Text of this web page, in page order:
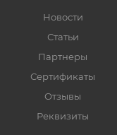
Новости
Статьи
Партнеры
Сертификаты
Отзывы
Реквизиты